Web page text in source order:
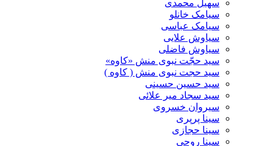
سهیل محمدی
سیامک خانلو
سیامک عباسی
سیاوش علایی
سیاوش فاضلی
سید حجّت نبوی منش «کاوه»
سید حجت نبوی منش ( کاوه )
سید حسین حسینى
سید سجاد میر علائی
سیروان خسروی
سینا پرپری
سینا حجازی
سینا روحی